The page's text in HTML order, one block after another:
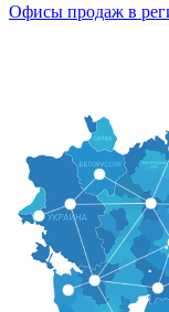
Офисы продаж в